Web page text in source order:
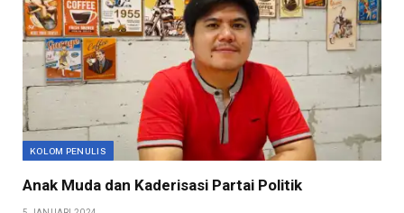
KOLOM PENULIS
Anak Muda dan Kaderisasi Partai Politik